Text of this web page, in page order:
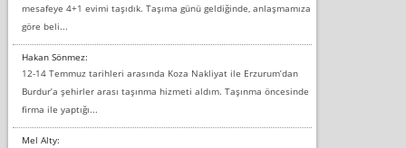
mesafeye 4+1 evimi taşıdık. Taşıma günü geldiğinde, anlaşmamıza
göre beli...
Hakan Sönmez:
12-14 Temmuz tarihleri arasında Koza Nakliyat ile Erzurum’dan
Burdur’a şehirler arası taşınma hizmeti aldım. Taşınma öncesinde
firma ile yaptığı...
Mel Alty: